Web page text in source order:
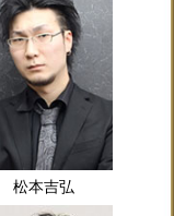
松本吉弘